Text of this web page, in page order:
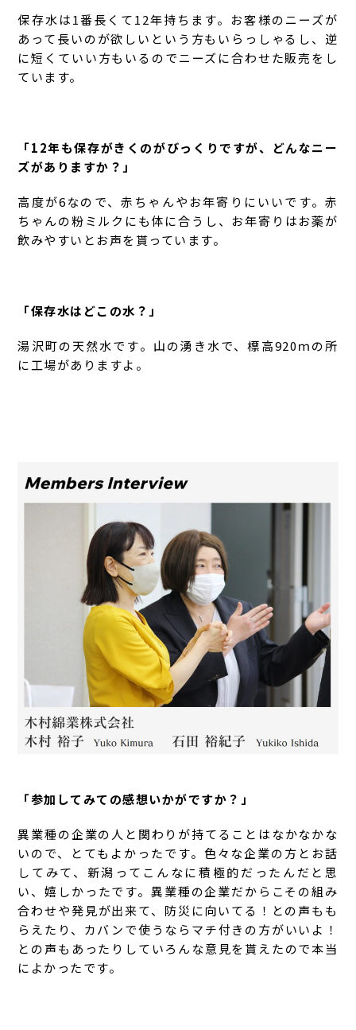
保存水は1番長くて12年持ちます。お客様のニーズが
あって長いのが欲しいという方もいらっしゃるし、逆
に短くていい方もいるのでニーズに合わせた販売をし
ています。
「12年も保存がきくのがびっくりですが、どんなニー
ズがありますか？」
高度が6なので、赤ちゃんやお年寄りにいいです。赤
ちゃんの粉ミルクにも体に合うし、お年寄りはお薬が
飲みやすいとお声を貰っています。
「保存水はどこの水？」
湯沢町の天然水です。山の湧き水で、標高920ｍの所
に工場がありますよ。
「参加してみての感想いかがですか？」
異業種の企業の人と関わりが持てることはなかなかな
いので、とてもよかったです。色々な企業の方とお話
してみて、新潟ってこんなに積極的だったんだと思
い、嬉しかったです。異業種の企業だからこその組み
合わせや発見が出来て、防災に向いてる！との声もも
らえたり、カバンで使うならマチ付きの方がいいよ！
との声もあったりしていろんな意見を貰えたので本当
によかったです。